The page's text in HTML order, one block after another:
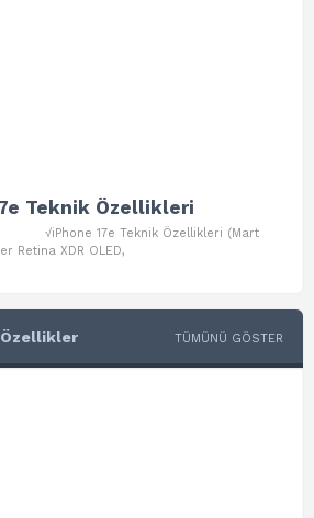
Teknik Özellikleri
√iPhone 17e Teknik Özellikleri (Mart
Retina XDR OLED,
TÜMÜNÜ GÖSTER